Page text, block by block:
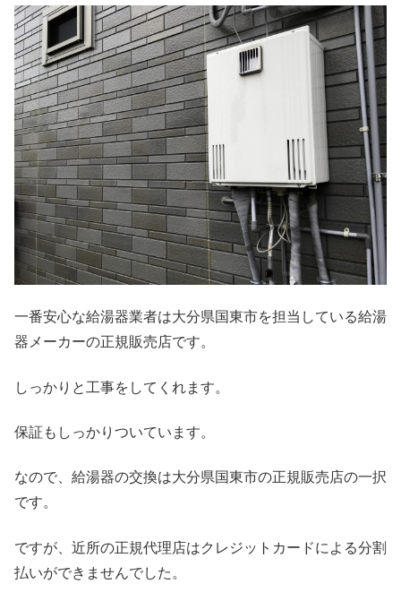
一番安心な給湯器業者は大分県国東市を担当している給湯
器メーカーの正規販売店です。
しっかりと工事をしてくれます。
保証もしっかりついています。
なので、給湯器の交換は大分県国東市の正規販売店の一択
です。
ですが、近所の正規代理店はクレジットカードによる分割
払いができませんでした。